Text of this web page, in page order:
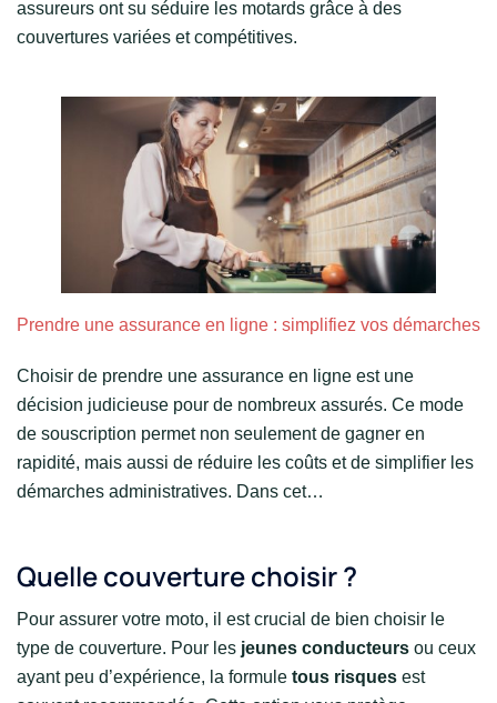
assureurs ont su séduire les motards grâce à des
couvertures variées et compétitives.
Prendre une assurance en ligne : simplifiez vos démarches
Choisir de prendre une assurance en ligne est une
décision judicieuse pour de nombreux assurés. Ce mode
de souscription permet non seulement de gagner en
rapidité, mais aussi de réduire les coûts et de simplifier les
démarches administratives. Dans cet…
Quelle couverture choisir ?
Pour assurer votre moto, il est crucial de bien choisir le
type de couverture. Pour les jeunes conducteurs ou ceux
ayant peu d’expérience, la formule tous risques est